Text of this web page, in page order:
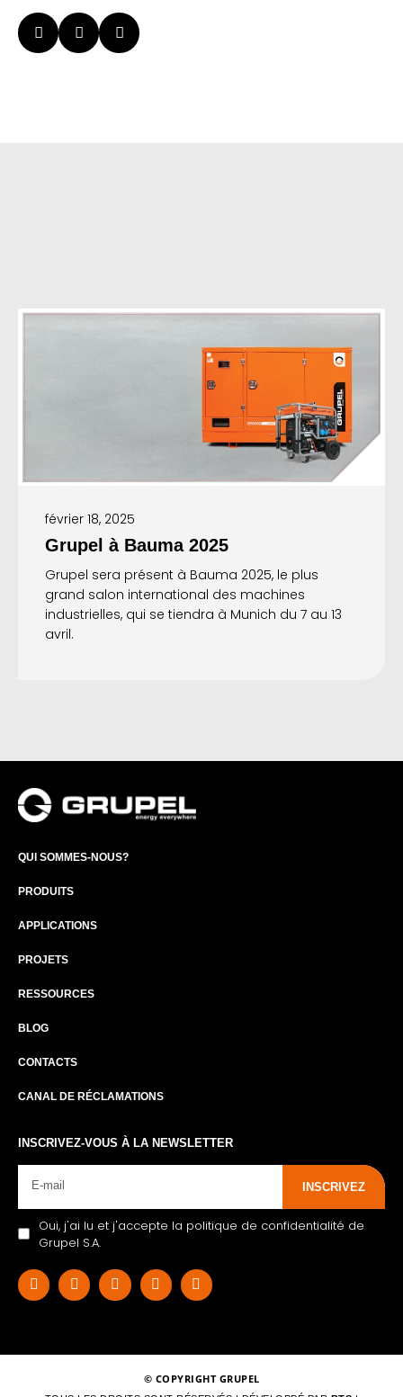
février 18, 2025
Grupel à Bauma 2025
Grupel sera présent à Bauma 2025, le plus
grand salon international des machines
industrielles, qui se tiendra à Munich du 7 au 13
avril.
QUI SOMMES-NOUS?
PRODUITS
APPLICATIONS
PROJETS
RESSOURCES
BLOG
CONTACTS
CANAL DE RÉCLAMATIONS
INSCRIVEZ-VOUS À LA NEWSLETTER
INSCRIVEZ
Oui, j'ai lu et j'accepte la politique de confidentialité de
Grupel S.A.
© COPYRIGHT GRUPEL